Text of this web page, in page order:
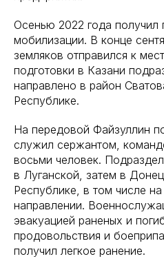
Осенью 2022 года получил
мобилизации. В конце
земляков отправился к
подготовки в Казани
направлено в район
Республике.
На передовой Файзуллин
служил сержантом,
восьми человек.
в Луганской, затем в
Республике, в том числе
направлении.
эвакуацией раненых и
продовольствия и
получил легкое ранение.